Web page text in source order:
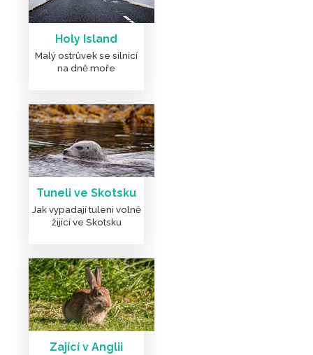
Holy Island
Malý ostrůvek se silnicí
na dně moře
Tuneli ve Skotsku
Jak vypadají tuleni volně
žijící ve Skotsku
Zající v Anglii